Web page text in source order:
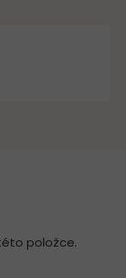
položce.